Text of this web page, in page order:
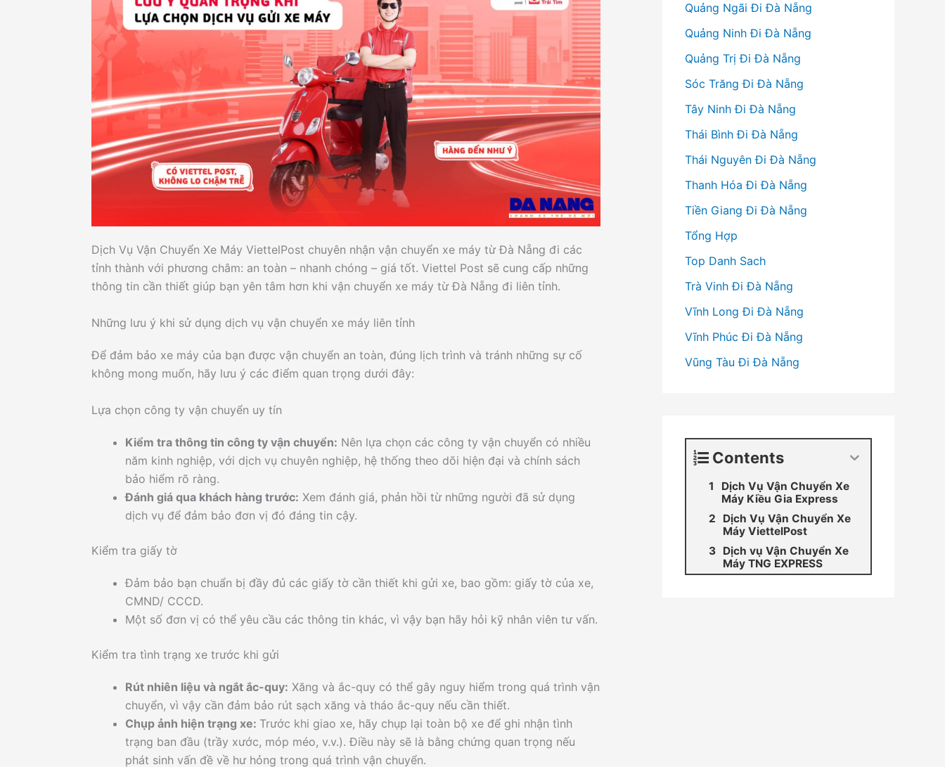
Dịch Vụ Vận Chuyển Xe Máy ViettelPost chuyên nhận vận chuyển xe máy từ Đà Nẵng đi các
tỉnh thành với phương châm: an toàn – nhanh chóng – giá tốt. Viettel Post sẽ cung cấp những
thông tin cần thiết giúp bạn yên tâm hơn khi vận chuyển xe máy từ Đà Nẵng đi liên tỉnh.
Những lưu ý khi sử dụng dịch vụ vận chuyển xe máy liên tỉnh
Để đảm bảo xe máy của bạn được vận chuyển an toàn, đúng lịch trình và tránh những sự cố
không mong muốn, hãy lưu ý các điểm quan trọng dưới đây:
Lựa chọn công ty vận chuyển uy tín
Kiểm tra thông tin công ty vận chuyển: Nên lựa chọn các công ty vận chuyển có nhiều
năm kinh nghiệp, với dịch vụ chuyên nghiệp, hệ thống theo dõi hiện đại và chính sách
bảo hiểm rõ ràng.
Đánh giá qua khách hàng trước: Xem đánh giá, phản hồi từ những người đã sử dụng
dịch vụ để đảm bảo đơn vị đó đáng tin cậy.
Kiểm tra giấy tờ
Đảm bảo bạn chuẩn bị đầy đủ các giấy tờ cần thiết khi gửi xe, bao gồm: giấy tờ của xe,
CMND/ CCCD.
Một số đơn vị có thể yêu cầu các thông tin khác, vì vậy bạn hãy hỏi kỹ nhân viên tư vấn.
Kiểm tra tình trạng xe trước khi gửi
Rút nhiên liệu và ngắt ắc-quy: Xăng và ắc-quy có thể gây nguy hiểm trong quá trình vận
chuyển, vì vậy cần đảm bảo rút sạch xăng và tháo ắc-quy nếu cần thiết.
Chụp ảnh hiện trạng xe: Trước khi giao xe, hãy chụp lại toàn bộ xe để ghi nhận tình
trạng ban đầu (trầy xước, móp méo, v.v.). Điều này sẽ là bằng chứng quan trọng nếu
phát sinh vấn đề về hư hỏng trong quá trình vận chuyển.
Quảng Ngãi Đi Đà Nẵng
Quảng Ninh Đi Đà Nẵng
Quảng Trị Đi Đà Nẵng
Sóc Trăng Đi Đà Nẵng
Tây Ninh Đi Đà Nẵng
Thái Bình Đi Đà Nẵng
Thái Nguyên Đi Đà Nẵng
Thanh Hóa Đi Đà Nẵng
Tiền Giang Đi Đà Nẵng
Tổng Hợp
Top Danh Sach
Trà Vinh Đi Đà Nẵng
Vĩnh Long Đi Đà Nẵng
Vĩnh Phúc Đi Đà Nẵng
Vũng Tàu Đi Đà Nẵng
Contents
Dịch Vụ Vận Chuyển Xe
Máy Kiều Gia Express
Dịch Vụ Vận Chuyển Xe
Máy ViettelPost
Dịch vụ Vận Chuyển Xe
Máy TNG EXPRESS